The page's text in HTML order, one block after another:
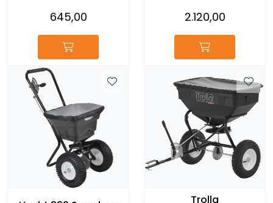
645,00 2.120,00
Trolla